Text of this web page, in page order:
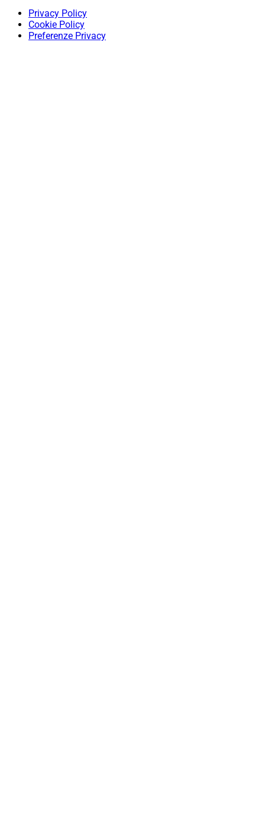
Privacy Policy
Cookie Policy
Preferenze Privacy